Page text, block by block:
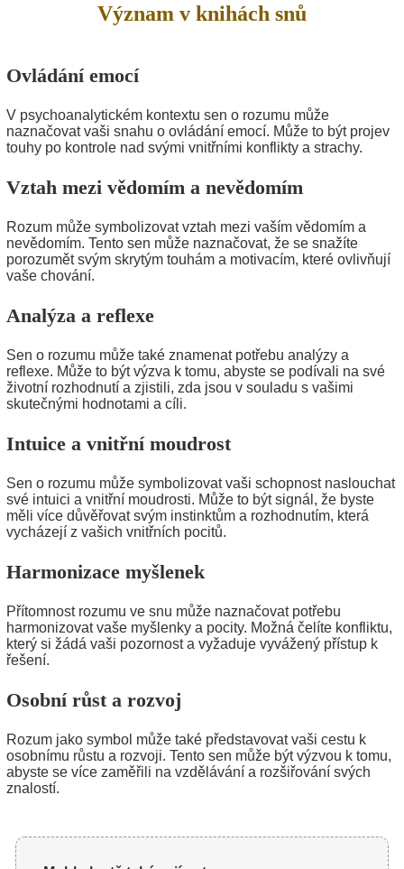
Význam v knihách snů
Ovládání emocí
V psychoanalytickém kontextu sen o rozumu může
naznačovat vaši snahu o ovládání emocí. Může to být projev
touhy po kontrole nad svými vnitřními konflikty a strachy.
Vztah mezi vědomím a nevědomím
Rozum může symbolizovat vztah mezi vaším vědomím a
nevědomím. Tento sen může naznačovat, že se snažíte
porozumět svým skrytým touhám a motivacím, které ovlivňují
vaše chování.
Analýza a reflexe
Sen o rozumu může také znamenat potřebu analýzy a
reflexe. Může to být výzva k tomu, abyste se podívali na své
životní rozhodnutí a zjistili, zda jsou v souladu s vašimi
skutečnými hodnotami a cíli.
Intuice a vnitřní moudrost
Sen o rozumu může symbolizovat vaši schopnost naslouchat
své intuici a vnitřní moudrosti. Může to být signál, že byste
měli více důvěřovat svým instinktům a rozhodnutím, která
vycházejí z vašich vnitřních pocitů.
Harmonizace myšlenek
Přítomnost rozumu ve snu může naznačovat potřebu
harmonizovat vaše myšlenky a pocity. Možná čelíte konfliktu,
který si žádá vaši pozornost a vyžaduje vyvážený přístup k
řešení.
Osobní růst a rozvoj
Rozum jako symbol může také představovat vaši cestu k
osobnímu růstu a rozvoji. Tento sen může být výzvou k tomu,
abyste se více zaměřili na vzdělávání a rozšiřování svých
znalostí.